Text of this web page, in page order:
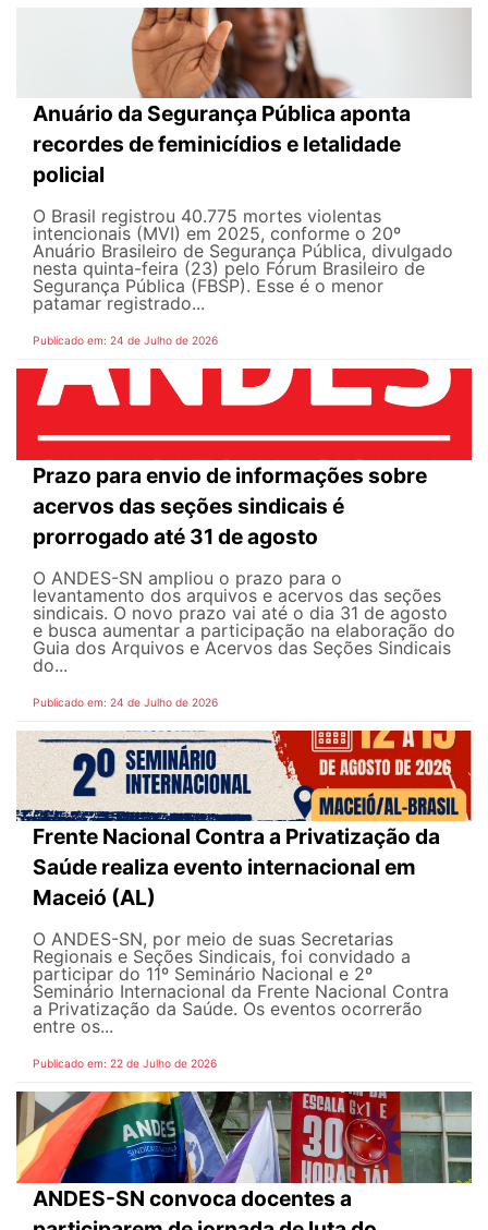
Anuário da Segurança Pública aponta
recordes de feminicídios e letalidade
policial
O Brasil registrou 40.775 mortes violentas
intencionais (MVI) em 2025, conforme o 20º
Anuário Brasileiro de Segurança Pública, divulgado
nesta quinta-feira (23) pelo Fórum Brasileiro de
Segurança Pública (FBSP). Esse é o menor
patamar registrado...
Publicado em: 24 de Julho de 2026
Prazo para envio de informações sobre
acervos das seções sindicais é
prorrogado até 31 de agosto
O ANDES-SN ampliou o prazo para o
levantamento dos arquivos e acervos das seções
sindicais. O novo prazo vai até o dia 31 de agosto
e busca aumentar a participação na elaboração do
Guia dos Arquivos e Acervos das Seções Sindicais
do...
Publicado em: 24 de Julho de 2026
Frente Nacional Contra a Privatização da
Saúde realiza evento internacional em
Maceió (AL)
O ANDES-SN, por meio de suas Secretarias
Regionais e Seções Sindicais, foi convidado a
participar do 11º Seminário Nacional e 2º
Seminário Internacional da Frente Nacional Contra
a Privatização da Saúde. Os eventos ocorrerão
entre os...
Publicado em: 22 de Julho de 2026
ANDES-SN convoca docentes a